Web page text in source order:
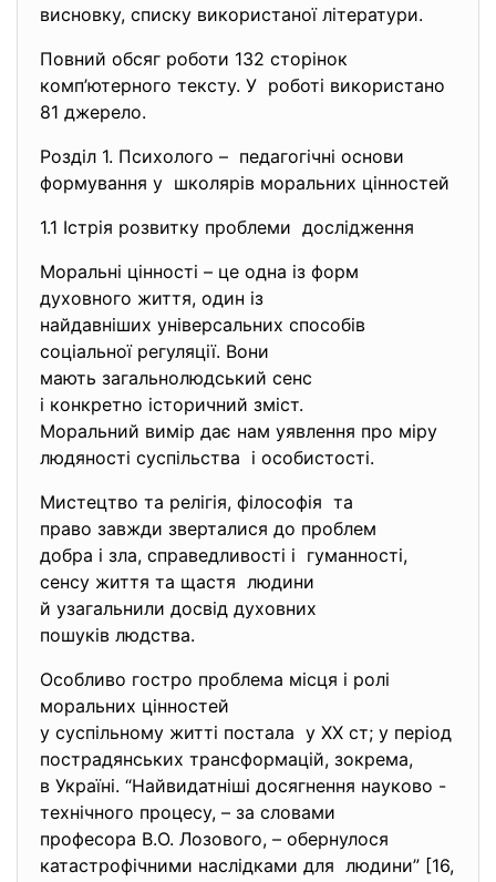
висновку, списку використаної літератури.
Повний обсяг роботи 132 сторінок
комп’ютерного тексту. У роботі використано
81 джерело.
Розділ 1. Психолого – педагогічні основи
формування у школярів моральних цінностей
1.1 Істрія розвитку проблеми дослідження
Моральні цінності – це одна із форм
духовного життя, один із
найдавніших універсальних способів
соціальної регуляції. Вони
мають загальнолюдський сенс
і конкретно історичний зміст.
Моральний вимір дає нам уявлення про міру
людяності суспільства і особистості.
Мистецтво та релігія, філософія та
право завжди зверталися до проблем
добра і зла, справедливості і гуманності,
сенсу життя та щастя людини
й узагальнили досвід духовних
пошуків людства.
Особливо гостро проблема місця і ролі
моральних цінностей
у суспільному житті постала у ХХ ст; у період
пострадянських трансформацій, зокрема,
в Україні. “Найвидатніші досягнення науково -
технічного процесу, – за словами
професора В.О. Лозового, – обернулося
катастрофічними наслідками для людини” [16,